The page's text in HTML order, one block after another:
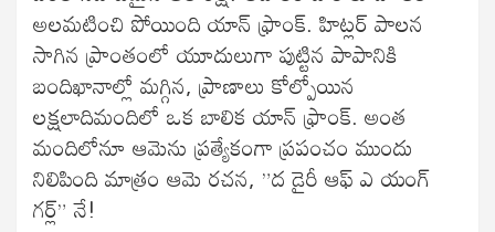
అలమటించి పోయింది యాన్ ఫ్రాంక్. హిట్లర్ పాలన
సాగిన ప్రాంతంలో యూదులుగా పుట్టిన పాపానికి
బందిఖానాల్లో మగ్గిన, ప్రాణాలు కోల్పోయిన
లక్షలాదిమందిలో ఒక బాలిక యాన్ ఫ్రాంక్. అంత
మందిలోనూ ఆమెను ప్రత్యేకంగా ప్రపంచం ముందు
నిలిపింది మాత్రం ఆమె రచన, ”ద డైరీ ఆఫ్ ఎ యంగ్
గర్ల్” నే!